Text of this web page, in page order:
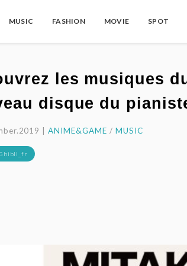
MUSIC FASHION MOVIE SPOT
les musiques
disque du
|ANIME&GAME / MUSIC